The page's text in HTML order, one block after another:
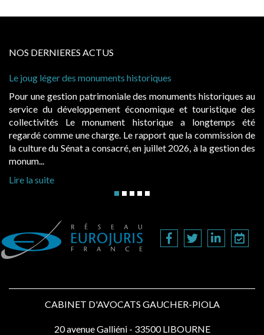
NOS DERNIERES ACTUS
historiques au
et touristique des
a longtemps été
que la commission de
2026, à la gestion des
Cabines de plage : le juge admet des
Evocatrices des bains de mer, les
également un beau sujet domanial.
public, elles donnent lieu au
d’occupation. Saisies par des
CABINET D'AVOCATS GAUCHER-PIOLA
20 avenue Galliéni - 33500 LIBOURNE